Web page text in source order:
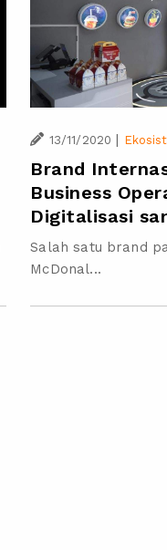
13/11/2020 |
Brand
Business
Digitalisasi
Salah satu brand
McDonal...